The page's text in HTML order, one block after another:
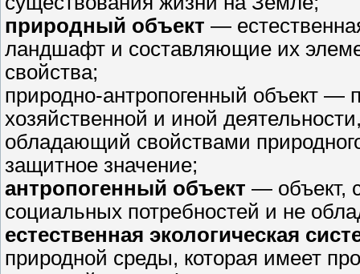
природный объект —
ландшафт и составляющие их
свойства;
природно-антропогенный объект —
хозяйственной и иной
обладающий свойствами
защитное значение;
антропогенный объект — объект,
социальных потребностей и не
естественная экологическая
природной среды, которая имеет